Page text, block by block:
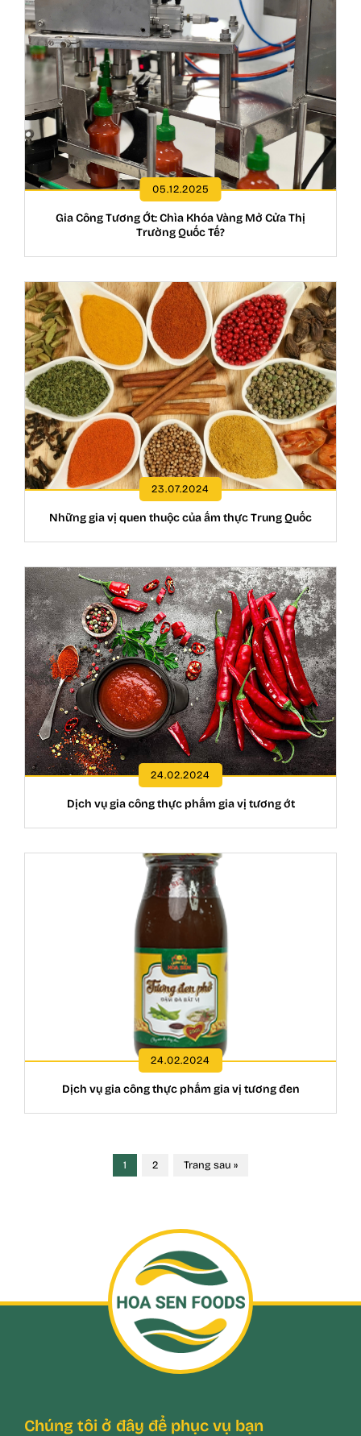
05.12.2025
Gia Công Tương Ớt: Chìa Khóa Vàng Mở Cửa Thị
Trường Quốc Tế?
23.07.2024
Những gia vị quen thuộc của ẩm thực Trung Quốc
24.02.2024
Dịch vụ gia công thực phẩm gia vị tương ớt
24.02.2024
Dịch vụ gia công thực phẩm gia vị tương đen
1 2 Trang sau »
Chúng tôi ở đây để phục vụ bạn